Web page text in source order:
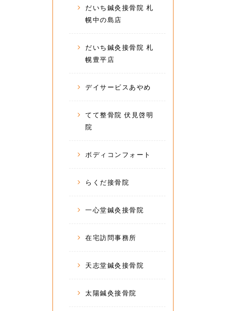
だいち鍼灸接骨院 札
幌中の島店
だいち鍼灸接骨院 札
幌豊平店
デイサービスあやめ
てて整骨院 伏見啓明
院
ボディコンフォート
らくだ接骨院
一心堂鍼灸接骨院
在宅訪問事務所
天志堂鍼灸接骨院
太陽鍼灸接骨院